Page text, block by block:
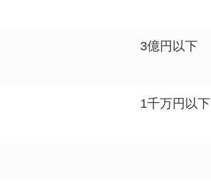
3億円以下
1千万円以下